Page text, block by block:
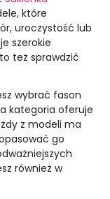
które
uroczystość lub
szerokie
też sprawdzić
wybrać fason
kategoria oferuje
z modeli ma
go
również w